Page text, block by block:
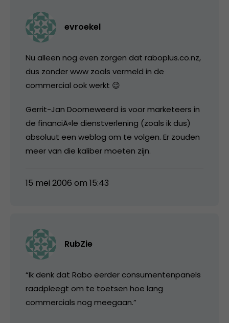
evroekel
Nu alleen nog even zorgen dat raboplus.co.nz,
dus zonder www zoals vermeld in de
commercial ook werkt 😉
Gerrit-Jan Doorneweerd is voor marketeers in
de financiÃ«le dienstverlening (zoals ik dus)
absoluut een weblog om te volgen. Er zouden
meer van die kaliber moeten zijn.
15 mei 2006 om 15:43
RubZie
“Ik denk dat Rabo eerder consumentenpanels
raadpleegt om te toetsen hoe lang
commercials nog meegaan.”